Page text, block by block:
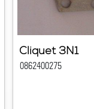
Cliquet 3N1
0862400275